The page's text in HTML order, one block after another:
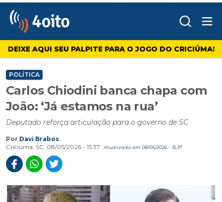
4oito
DEIXE AQUI SEU PALPITE PARA O JOGO DO CRICIÚMA!
POLÍTICA
Carlos Chiodini banca chapa com
João: ‘Já estamos na rua’
Deputado reforça articulação para o governo de SC
Por Davi Brabos
Criciúma, SC, 08/05/2026 - 15:37
Atualizado em 08/05/2026 - 15:37